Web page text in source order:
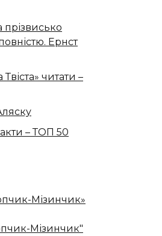
прізвисько
Ернст
читати –
– ТОП 50
Мізинчик»
Мізинчик"